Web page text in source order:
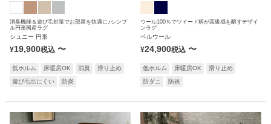
消臭機能＆遊び毛対策でお部屋を快適に♪シンプ
ル円形国産ラグ
シュニー 円形
¥19,900税込 〜
低ホルム 床暖房OK 消臭
滑り止め
遊び毛出にくい
防炎
ウール100％でツイード柄が高級感を醸すデザイ
ンラグ
ベルウール
¥24,900税込 〜
低ホルム 床暖房OK
滑り止め
防ダニ
防炎